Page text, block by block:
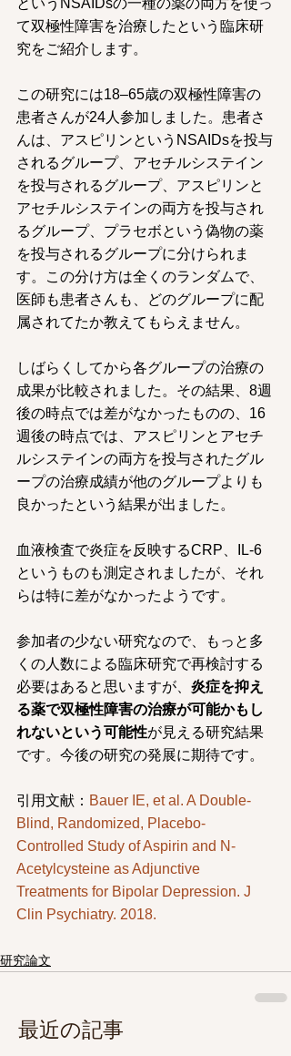
というNSAIDsの一種の薬の両方を使っ
て双極性障害を治療したという臨床研
究をご紹介します。
この研究には18–65歳の双極性障害の
患者さんが24人参加しました。患者さ
んは、アスピリンというNSAIDsを投与
されるグループ、アセチルシステイン
を投与されるグループ、アスピリンと
アセチルシステインの両方を投与され
るグループ、プラセボという偽物の薬
を投与されるグループに分けられま
す。この分け方は全くのランダムで、
医師も患者さんも、どのグループに配
属されてたか教えてもらえません。
しばらくしてから各グループの治療の
成果が比較されました。その結果、8週
後の時点では差がなかったものの、16
週後の時点では、アスピリンとアセチ
ルシステインの両方を投与されたグル
ープの治療成績が他のグループよりも
良かったという結果が出ました。
血液検査で炎症を反映するCRP、IL-6
というものも測定されましたが、それ
らは特に差がなかったようです。
参加者の少ない研究なので、もっと多
くの人数による臨床研究で再検討する
必要はあると思いますが、 炎症を抑え
る薬で双極性障害の治療が可能かもし
れないという可能性が見える研究結果
です。今後の研究の発展に期待です。
引用文献： Bauer IE, et al. A Double-
Blind, Randomized, Placebo-
Controlled Study of Aspirin and N-
Acetylcysteine as Adjunctive
Treatments for Bipolar Depression. J
Clin Psychiatry. 2018.
研究論文
最近の記事